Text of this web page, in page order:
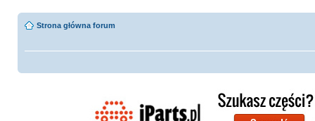
Strona główna forum